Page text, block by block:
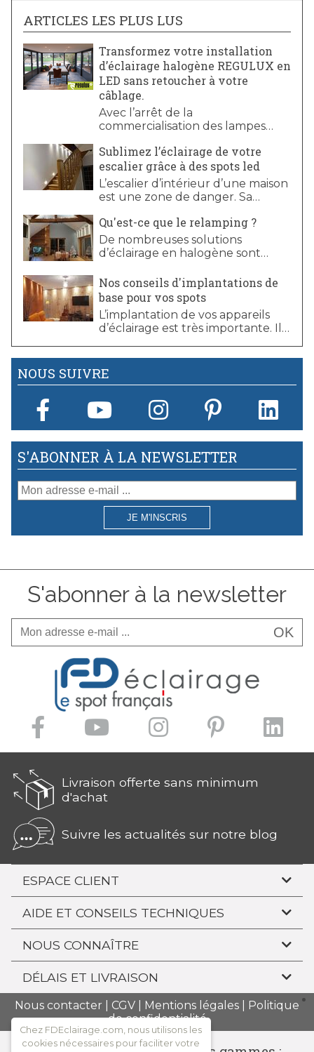
ARTICLES LES PLUS LUS
Transformez votre installation
d’éclairage halogène REGULUX en
LED sans retoucher à votre
câblage.
Avec l’arrêt de la
commercialisation des lampes
souhaiter migrer votre installation
halogène câblée en
REGULUX vers la technologie
LED.
Sublimez l’éclairage de votre
escalier grâce à des spots led
L’escalier d’intérieur d’une maison
est une zone de danger. Sa
l’éclairage de celui-ci.
Qu'est-ce que le relamping ?
De nombreuses solutions
d’éclairage en halogène sont
Cependant, depuis l’arrêt de la
commercialisation des lampes
halogènes 12V, consommant
beaucoup trop d’énergie, il peut
s’avérer compliqué pour les
consommateurs de trouver des
ampoules halogènes pour
remplacer leurs installations
actuelles.
Nos conseils d'implantations de
base pour vos spots
L’implantation de vos appareils
d’éclairage est très importante. Il
conseils à mettre en œuvre
systématiquement pour réussir
un bel éclairage et une bonne
NOUS SUIVRE
S'ABONNER À LA NEWSLETTER
JE M'INSCRIS
S'abonner à la newsletter
OK
Livraison offerte sans minimum
d'achat
Suivre les actualités sur notre blog
ESPACE CLIENT
AIDE ET CONSEILS TECHNIQUES
NOUS CONNAÎTRE
DÉLAIS ET LIVRAISON
Nous contacter CGV Mentions légales
Politique
de confidentialité
Chez FDEclairage.com, nous utilisons les
cookies nécessaires pour faciliter votre